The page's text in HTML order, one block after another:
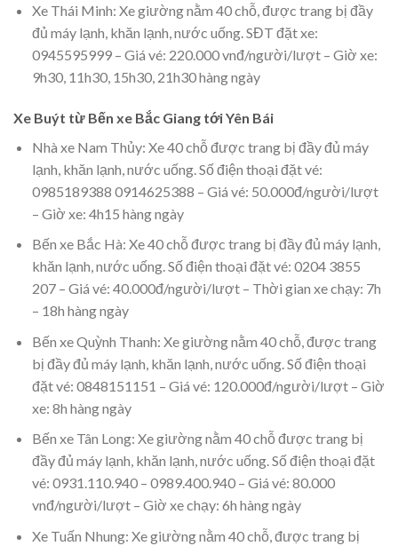
Xe Thái Minh: Xe giường nằm 40 chỗ, được trang bị đầy
đủ máy lạnh, khăn lạnh, nước uống. SĐT đặt xe:
0945595999 – Giá vé: 220.000 vnđ/người/lượt – Giờ xe:
9h30, 11h30, 15h30, 21h30 hàng ngày
Xe Buýt từ Bến xe Bắc Giang tới Yên Bái
Nhà xe Nam Thủy: Xe 40 chỗ được trang bị đầy đủ máy
lạnh, khăn lạnh, nước uống. Số điện thoại đặt vé:
0985189388 0914625388 – Giá vé: 50.000đ/người/lượt
– Giờ xe: 4h15 hàng ngày
Bến xe Bắc Hà: Xe 40 chỗ được trang bị đầy đủ máy lạnh,
khăn lạnh, nước uống. Số điện thoại đặt vé: 0204 3855
207 – Giá vé: 40.000đ/người/lượt – Thời gian xe chạy: 7h
– 18h hàng ngày
Bến xe Quỳnh Thanh: Xe giường nằm 40 chỗ, được trang
bị đầy đủ máy lạnh, khăn lạnh, nước uống. Số điện thoại
đặt vé: 0848151151 – Giá vé: 120.000đ/người/lượt – Giờ
xe: 8h hàng ngày
Bến xe Tân Long: Xe giường nằm 40 chỗ được trang bị
đầy đủ máy lạnh, khăn lạnh, nước uống. Số điện thoại đặt
vé: 0931.110.940 – 0989.400.940 – Giá vé: 80.000
vnđ/người/lượt – Giờ xe chạy: 6h hàng ngày
Xe Tuấn Nhung: Xe giường nằm 40 chỗ, được trang bị